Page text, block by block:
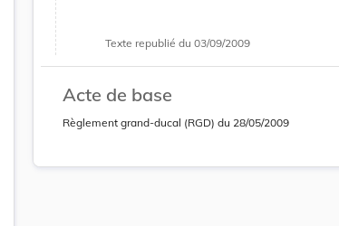
Texte republiédu 03/09/2009
Acte de base
Règlement grand-ducal (RGD) du 28/05/2009